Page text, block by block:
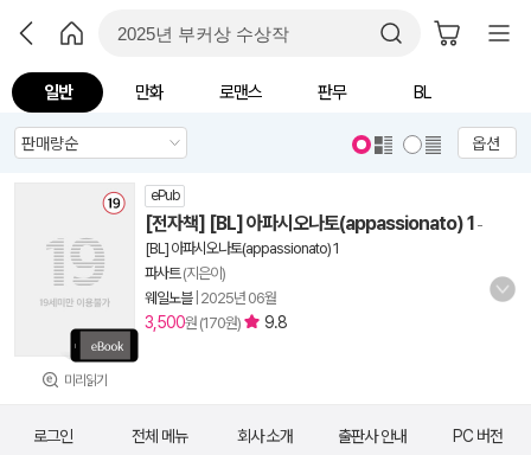
일반 만화 로맨스 판무 BL
옵션
미리읽기
ePub
[전자책] [BL] 아파시오나토(appassionato) 1 -
[BL] 아파시오나토(appassionato) 1
파사트(지은이)
웨일노블| 2025년 06월
3,500원 (170원) 9.8
로그인 전체 메뉴 회사 소개 출판사 안내 PC 버전